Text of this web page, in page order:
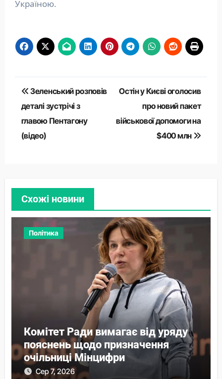
Україною.
Навігація
записів
Зеленський розповів
деталі зустрічі з
главою Пентагону
(відео)
Остін у Києві оголосив
про новий пакет
військової допомоги на
$400 млн
Схожі новини
Політика
Комітет Ради вимагає від уряду
пояснень щодо призначення
очільниці Мінцифри
Сер 7, 2026